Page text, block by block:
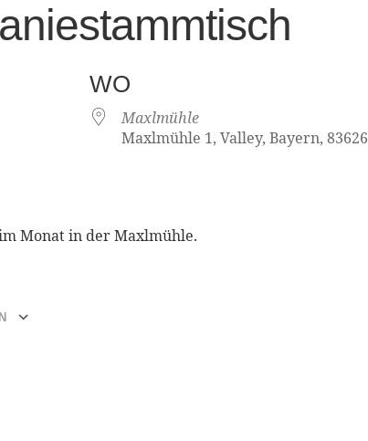
WO
Maxlmühle
Maxlmühle 1, Valley, Bayern, 83626
Monat in der Maxlmühle.